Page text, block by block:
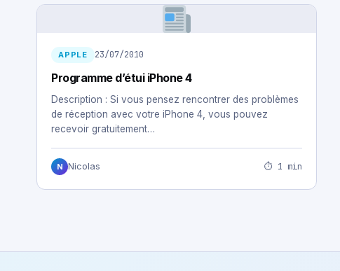
APPLE 23/07/2010
Programme d’étui iPhone 4
Description : Si vous pensez rencontrer des problèmes
de réception avec votre iPhone 4, vous pouvez
recevoir gratuitement…
N Nicolas ⏱ 1 min